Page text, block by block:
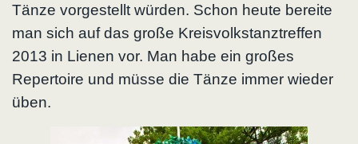
Tänze vorgestellt würden. Schon heute bereite
man sich auf das große Kreisvolkstanztreffen
2013 in Lienen vor. Man habe ein großes
Repertoire und müsse die Tänze immer wieder
üben.